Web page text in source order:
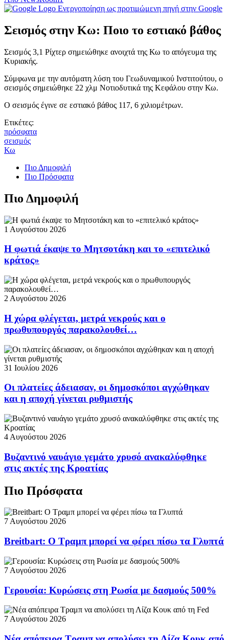
Ενεργοποίηση ως προτιμώμενη πηγή στην Google
Σεισμός στην Κω: Ποιο το εστιακό βάθος
Σεισμός 3,1 Ρίχτερ σημειώθηκε ανοιχτά της Κω το απόγευμα της
Κυριακής.
Σύμφωνα με την αυτόματη λύση του Γεωδυναμικού Ινστιτούτου, ο
σεισμός σημειώθηκε 22 χλμ Νοτιοδυτικά της Κεφάλου στην Κω.
Ο σεισμός έγινε σε εστιακό βάθος 117, 6 χιλιομέτρων.
Ετικέτες:
πρόσφατα
σεισμός
Κω
Πιο Δημοφιλή
Πιο Πρόσφατα
Πιο Δημοφιλή
1 Αυγούστου 2026
Η φωτιά έκαψε το Μητσοτάκη και το «επιτελικό
κράτος»
2 Αυγούστου 2026
Η χώρα φλέγεται, μετρά νεκρούς και ο
πρωθυπουργός παρακολουθεί…
31 Ιουλίου 2026
Οι πλατείες άδειασαν, οι δημοσκόποι αγχώθηκαν
και η αποχή γίνεται ρυθμιστής
4 Αυγούστου 2026
Βυζαντινό ναυάγιο γεμάτο χρυσό ανακαλύφθηκε
στις ακτές της Κροατίας
Πιο Πρόσφατα
7 Αυγούστου 2026
Breitbart: Ο Τραμπ μπορεί να φέρει πίσω τα Γλυπτά
7 Αυγούστου 2026
Γερουσία: Κυρώσεις στη Ρωσία με δασμούς 500%
7 Αυγούστου 2026